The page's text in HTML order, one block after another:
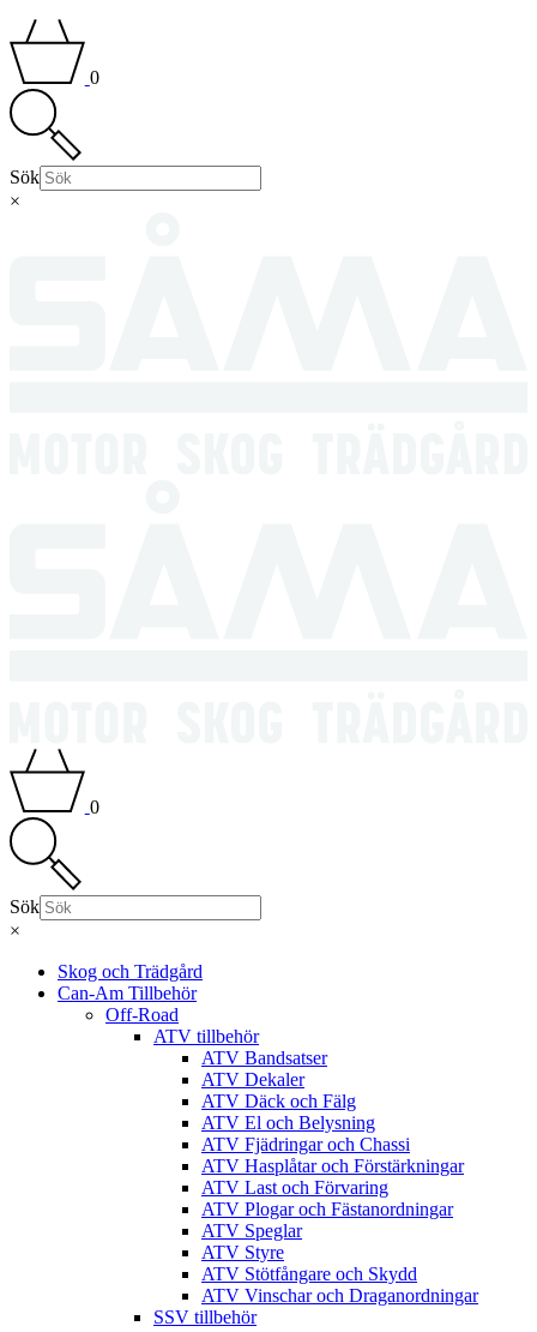
0
Sök
×
0
Sök
×
Skog och Trädgård
Can-Am Tillbehör
Off-Road
ATV tillbehör
ATV Bandsatser
ATV Dekaler
ATV Däck och Fälg
ATV El och Belysning
ATV Fjädringar och Chassi
ATV Hasplåtar och Förstärkningar
ATV Last och Förvaring
ATV Plogar och Fästanordningar
ATV Speglar
ATV Styre
ATV Stötfångare och Skydd
ATV Vinschar och Draganordningar
SSV tillbehör